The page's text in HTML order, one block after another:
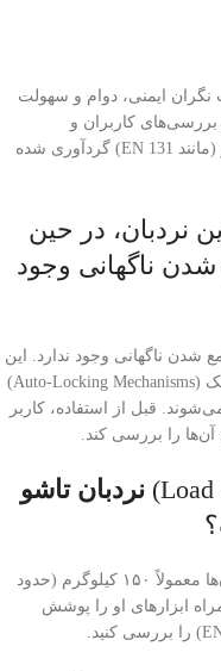
نگران ایمنی، دوام و سهولت
بررسی‌های کاربران و
استانداردهای رایج نردبان‌های تلسکوپی و تاشو (مانند EN 131) گردآوری شده
نردبان، در حین
ناگهانی وجود
شدن ناگهانی وجود ندارد. این
نردبان‌ها مجهز به سیستم‌های قفل‌کننده اتوماتیک (Auto-Locking Mechanisms)
قبل از استفاده، کاربر
را بررسی کند.
نردبان تاشو
استاندارد صنعتی و خانگی برای این نوع نردبان‌ها معمولاً ۱۵۰ کیلوگرم (حدود
ابزارهای او را پوشش